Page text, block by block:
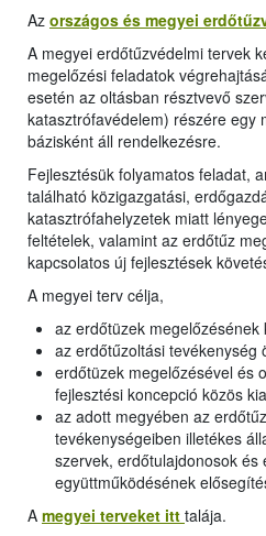
Az országos és megyei
A megyei erdőtűzvédelmi tervek
megelőzési feladatok
esetén az oltásban résztvevő
katasztrófavédelem) részére egy
bázisként áll rendelkezésre.
Fejlesztésük folyamatos feladat,
található közigazgatási,
katasztrófahelyzetek miatt
feltételek, valamint az erdőtűz
kapcsolatos új fejlesztések
A megyei terv célja,
az erdőtüzek megelőzésének
az erdőtűzoltási tevékenység
erdőtüzek megelőzésével és
fejlesztési koncepció közös
az adott megyében az
tevékenységeiben illetékes
szervek, erdőtulajdonosok és
együttműködésének
A megyei terveket itt talája.